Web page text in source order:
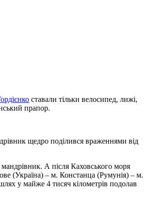
ставали тільки велосипед, лижі,
прапор.
щедро поділився враженнями від
А після Каховського моря
(Україна) – м. Констанца (Румунія) – м.
у майже 4 тисяч кілометрів подолав